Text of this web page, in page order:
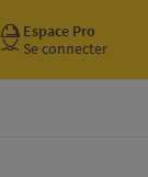
Espace Pro
Se connecter